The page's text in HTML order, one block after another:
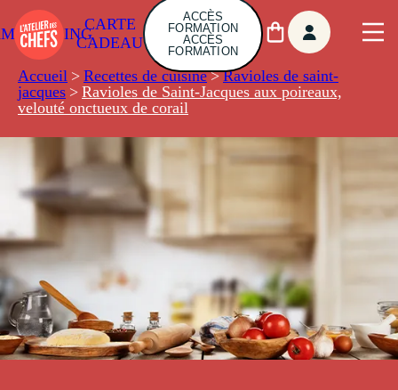
CARTE
CADEAU
ACCÈS
FORMATION
ACCÈS
FORMATION
Accueil > Recettes de cuisine > Ravioles de saint-
jacques > Ravioles de Saint-Jacques aux poireaux,
velouté onctueux de corail